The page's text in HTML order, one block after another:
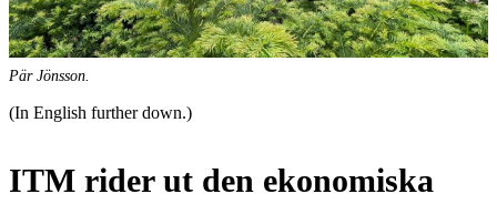
Pär Jönsson.
(In English further down.)
ITM rider ut den ekonomiska